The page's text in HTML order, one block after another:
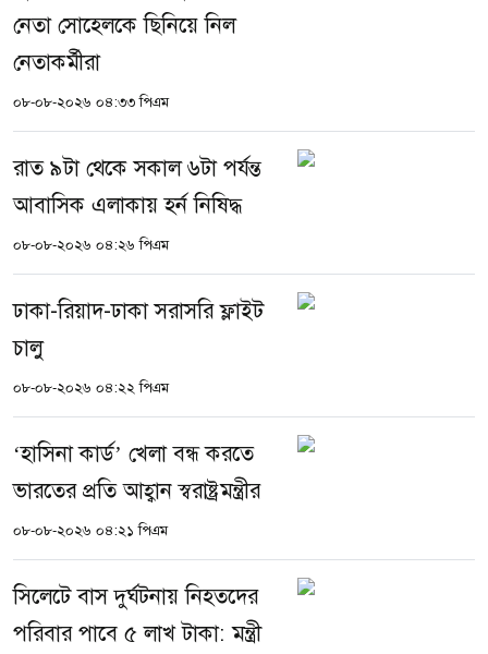
নেতা সোহেলকে ছিনিয়ে নিল
নেতাকর্মীরা
০৮-০৮-২০২৬ ০৪:৩৩ পিএম
রাত ৯টা থেকে সকাল ৬টা পর্যন্ত
আবাসিক এলাকায় হর্ন নিষিদ্ধ
০৮-০৮-২০২৬ ০৪:২৬ পিএম
ঢাকা-রিয়াদ-ঢাকা সরাসরি ফ্লাইট
চালু
০৮-০৮-২০২৬ ০৪:২২ পিএম
‘হাসিনা কার্ড’ খেলা বন্ধ করতে
ভারতের প্রতি আহ্বান স্বরাষ্ট্রমন্ত্রীর
০৮-০৮-২০২৬ ০৪:২১ পিএম
সিলেটে বাস দুর্ঘটনায় নিহতদের
পরিবার পাবে ৫ লাখ টাকা: মন্ত্রী